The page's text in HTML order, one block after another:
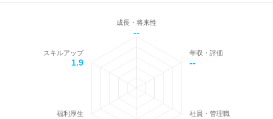
成長・将来性
--
年収・評価
--
社員・管理職
福利厚生
スキルアップ
1.9